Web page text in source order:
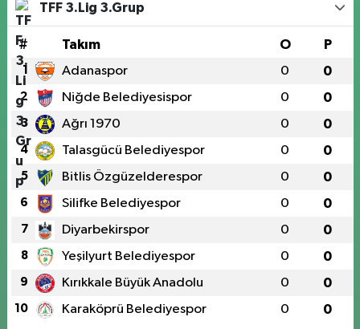
TFF 3.Lig 3.Grup
# Takım O P
1 Adanaspor 0 0
2 Niğde Belediyesispor 0 0
3 Ağrı 1970 0 0
4 Talasgücü Belediyespor 0 0
5 Bitlis Özgüzelderespor 0 0
6 Silifke Belediyespor 0 0
7 Diyarbekirspor 0 0
8 Yeşilyurt Belediyespor 0 0
9 Kırıkkale Büyük Anadolu 0 0
10 Karaköprü Belediyespor 0 0